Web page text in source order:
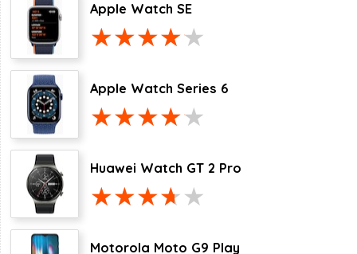
Apple Watch SE
Apple Watch Series 6
Huawei Watch GT 2 Pro
Motorola Moto G9 Play